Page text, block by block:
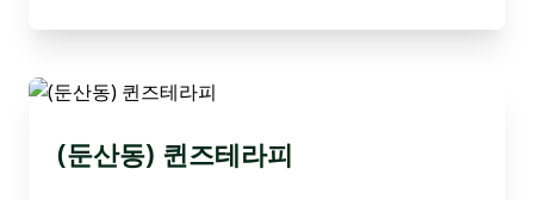
(둔산동) 퀸즈테라피